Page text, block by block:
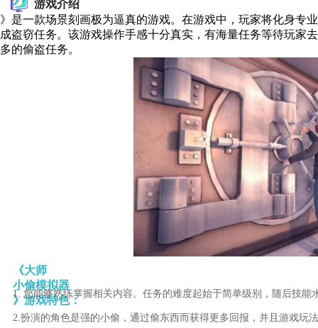
游戏介绍
》是一款场景刻画极为逼真的游戏。在游戏中，玩家将化身专
成盗窃任务。该游戏操作手感十分真实，有海量任务等待玩家
多的偷盗任务。
《大师
小偷模拟器
》游戏特色：
1. 您能够熟练掌握相关内容。任务的难度起始于简单级别，随后技能
2.扮演的角色是强的小偷，通过偷东西而获得更多回报，并且游戏玩